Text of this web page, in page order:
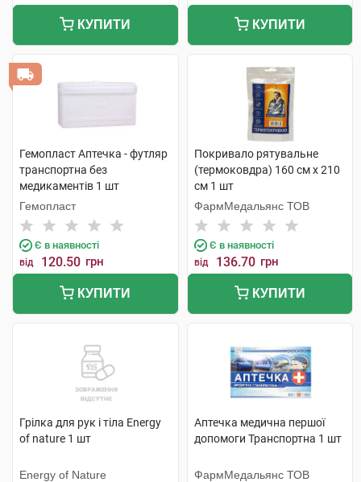
КУПИТИ КУПИТИ
Гемопласт Аптечка - футляр
транспортна без
медикаментів 1 шт
Гемопласт
Є в наявності
від 120.50 грн
КУПИТИ
Покривало рятувальне
(термоковдра) 160 см х 210
см 1 шт
ФармМедальянс ТОВ
Є в наявності
від 136.70 грн
КУПИТИ
Грілка для рук і тіла Energy
of nature 1 шт
Energy of Nature
Аптечка медична першої
допомоги Транспортна 1 шт
ФармМедальянс ТОВ